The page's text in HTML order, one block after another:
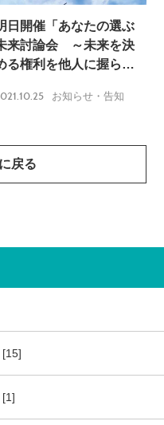
日開催「あなたの選ぶ
来討論会 ～未来を決
る権利を他人に握らせ
お知らせ・告知
戻る